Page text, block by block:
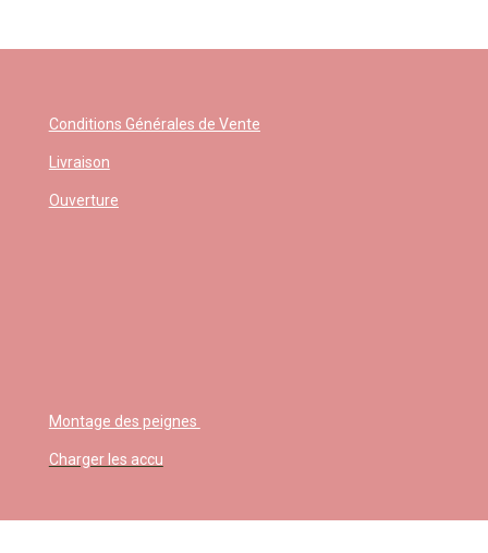
Conditions Générales de Vente
Livraison
Ouverture
Montage des peignes
Charger les accu